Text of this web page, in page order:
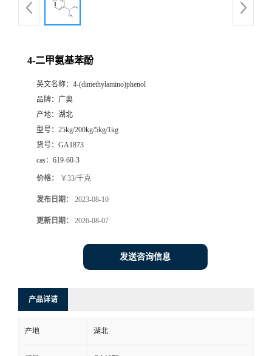
4-二甲氨基苯酚
英文名称： 4-(dimethylamino)phenol
品牌： 广奥
产地： 湖北
型号： 25kg/200kg/5kg/1kg
货号： GA1873
cas： 619-60-3
价格： ￥33/千克
发布日期： 2023-08-10
更新日期： 2026-08-07
发送咨询信息
产品详请
产地 湖北